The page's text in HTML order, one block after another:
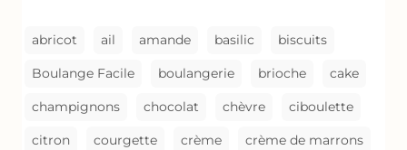
abricot ail amande basilic biscuits
Boulange Facile boulangerie brioche cake
champignons chocolat chèvre ciboulette
citron courgette crème crème de marrons